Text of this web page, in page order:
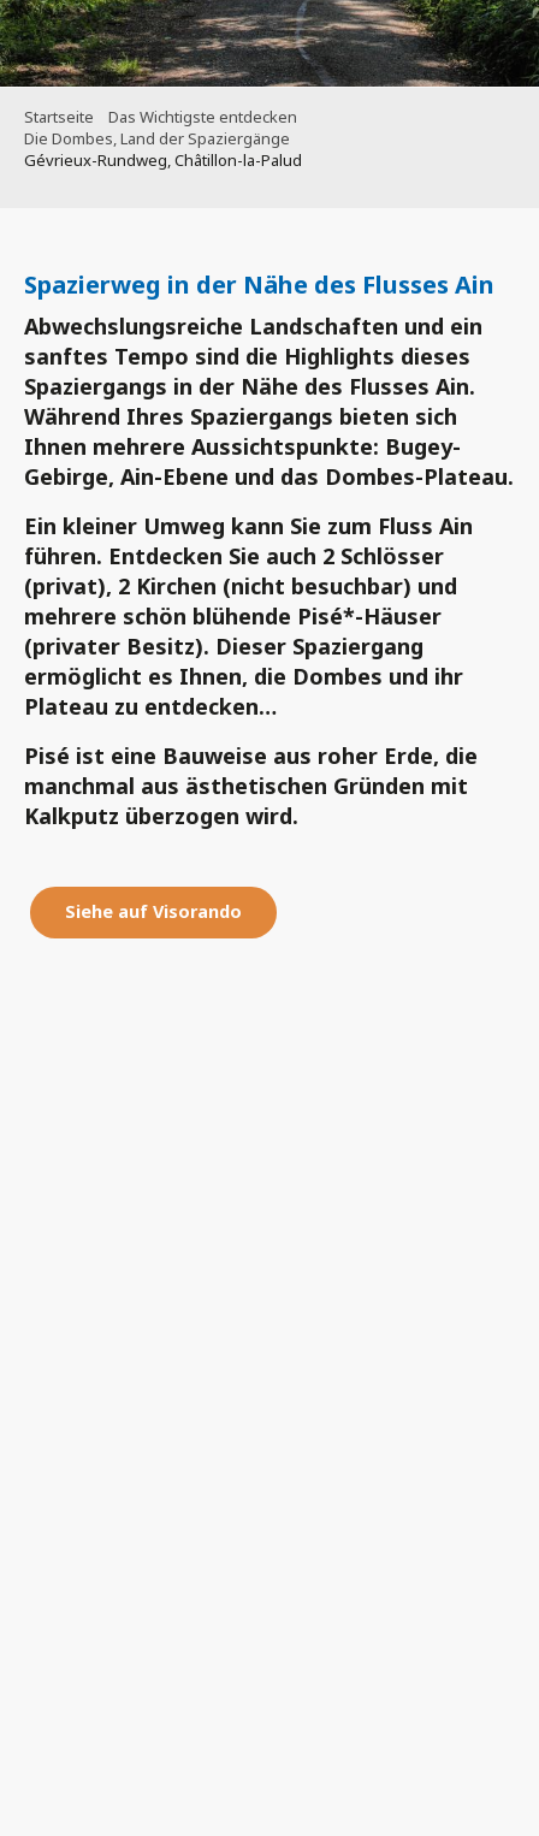
Startseite
Das Wichtigste entdecken
Die Dombes, Land der Spaziergänge
Gévrieux-Rundweg, Châtillon-la-Palud
Spazierweg in der Nähe des Flusses Ain
Abwechslungsreiche Landschaften und ein
sanftes Tempo sind die Highlights dieses
Spaziergangs in der Nähe des Flusses Ain.
Während Ihres Spaziergangs bieten sich
Ihnen mehrere Aussichtspunkte: Bugey-
Gebirge, Ain-Ebene und das Dombes-Plateau.
Ein kleiner Umweg kann Sie zum Fluss Ain
führen. Entdecken Sie auch 2 Schlösser
(privat), 2 Kirchen (nicht besuchbar) und
mehrere schön blühende Pisé*-Häuser
(privater Besitz). Dieser Spaziergang
ermöglicht es Ihnen, die Dombes und ihr
Plateau zu entdecken…
Pisé ist eine Bauweise aus roher Erde, die
manchmal aus ästhetischen Gründen mit
Kalkputz überzogen wird.
Siehe auf Visorando